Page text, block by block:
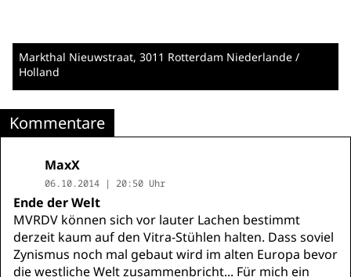
Markthal Nieuwstraat, 3011 Rotterdam Niederlande /
Holland
Kommentare
MaxX
06.10.2014 | 20:50 Uhr
Ende der Welt
MVRDV können sich vor lauter Lachen bestimmt
derzeit kaum auf den Vitra-Stühlen halten. Dass soviel
Zynismus noch mal gebaut wird im alten Europa bevor
die westliche Welt zusammenbricht... Für mich ein